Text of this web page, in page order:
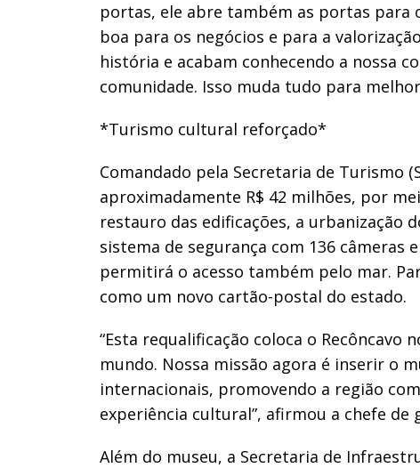
portas, ele abre também as portas para
boa para os negócios e para a
história e acabam conhecendo a nossa
comunidade. Isso muda tudo para
*Turismo cultural reforçado*
Comandado pela Secretaria de Turismo
aproximadamente R$ 42 milhões, por
restauro das edificações, a urbanização
sistema de segurança com 136 câmeras
permitirá o acesso também pelo mar.
como um novo cartão-postal do estado.
“Esta requalificação coloca o
mundo. Nossa missão agora é inserir o
internacionais, promovendo a região
experiência cultural”, afirmou a chefe
Além do museu, a Secretaria de